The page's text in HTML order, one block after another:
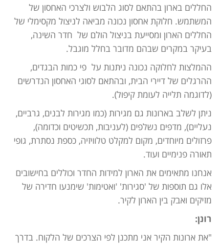
החללים בארון בהתאם לסוג הלבוש ולצרכי האחסון של
המשתמש. חלוקת אחסון נכונה מביאה לניצול מקסימלי של
החללים הארון ומסייעת בניצול הולם של חדר השינה,
בעיקר במקרים שבהם מדובר בחלל מוגבל.
ההמלצות לחלוקה נכונה ניתנות על פי כמות הבגדים,
ההרגלים של דיירי הבית, ובהתאם לסוגי האחסון הנדרשים
(לדוגמה תלייה לעומת קיפול).
ניתן לשלב בארונות גם מגירות (כמו מגירות לבנים, גרביים,
נעליים), מדפים נשלפים (לעניבות, תכשיטים וכדומה),
פרזולים מיוחדים, מקום למקלט טלוויזיה, כספת נסתרת, גופי
תאורה פנימיים ועוד.
אנחנו מתאימים את הארון למידות החדר וכוללים בחישובים
אלו גם תוספות של 'סגירות' 'ואטימות' שימנעו חדירה של
מזיקים ואבק בין הארון לקיר.
רונן:
"את ארונות הקיר אני מתכנן לפי הצרכים של הלקוח. בדרך